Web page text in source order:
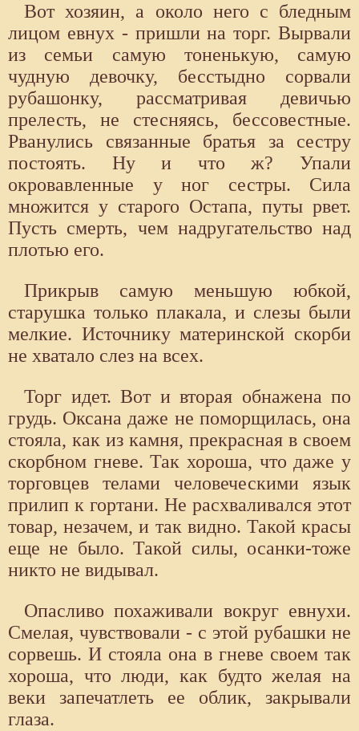
Вот хозяин, а около него с бледным
лицом евнух - пришли на торг. Вырвали
из семьи самую тоненькую, самую
чудную девочку, бесстыдно сорвали
рубашонку, рассматривая девичью
прелесть, не стесняясь, бессовестные.
Рванулись связанные братья за сестру
постоять. Ну и что ж? Упали
окровавленные у ног сестры. Сила
множится у старого Остапа, путы рвет.
Пусть смерть, чем надругательство над
плотью его.
Прикрыв самую меньшую юбкой,
старушка только плакала, и слезы были
мелкие. Источнику материнской скорби
не хватало слез на всех.
Торг идет. Вот и вторая обнажена по
грудь. Оксана даже не поморщилась, она
стояла, как из камня, прекрасная в своем
скорбном гневе. Так хороша, что даже у
торговцев телами человеческими язык
прилип к гортани. Не расхваливался этот
товар, незачем, и так видно. Такой красы
еще не было. Такой силы, осанки-тоже
никто не видывал.
Опасливо похаживали вокруг евнухи.
Смелая, чувствовали - с этой рубашки не
сорвешь. И стояла она в гневе своем так
хороша, что люди, как будто желая на
веки запечатлеть ее облик, закрывали
глаза.